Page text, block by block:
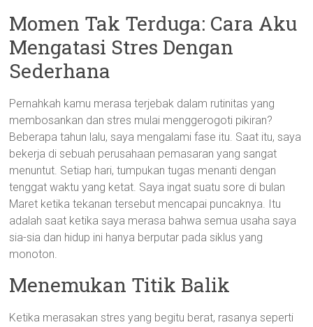
Momen Tak Terduga: Cara Aku
Mengatasi Stres Dengan
Sederhana
Pernahkah kamu merasa terjebak dalam rutinitas yang
membosankan dan stres mulai menggerogoti pikiran?
Beberapa tahun lalu, saya mengalami fase itu. Saat itu, saya
bekerja di sebuah perusahaan pemasaran yang sangat
menuntut. Setiap hari, tumpukan tugas menanti dengan
tenggat waktu yang ketat. Saya ingat suatu sore di bulan
Maret ketika tekanan tersebut mencapai puncaknya. Itu
adalah saat ketika saya merasa bahwa semua usaha saya
sia-sia dan hidup ini hanya berputar pada siklus yang
monoton.
Menemukan Titik Balik
Ketika merasakan stres yang begitu berat, rasanya seperti